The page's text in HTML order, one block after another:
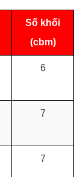
Số khối
(cbm)
6
7
7